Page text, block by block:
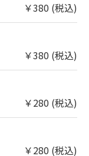
￥380 (税込)
￥380 (税込)
￥280 (税込)
￥280 (税込)